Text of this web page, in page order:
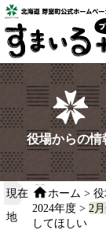
本
文
へ
移
動
る
役場からの情
現在
地
ホーム >
2024年度 > 2
してほしい